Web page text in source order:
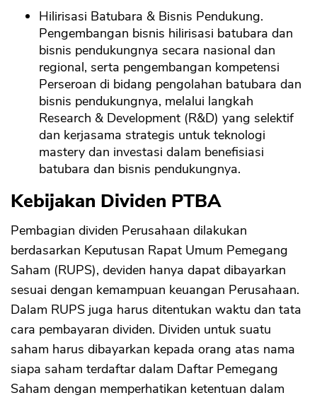
Hilirisasi Batubara & Bisnis Pendukung.
Pengembangan bisnis hilirisasi batubara dan
bisnis pendukungnya secara nasional dan
regional, serta pengembangan kompetensi
Perseroan di bidang pengolahan batubara dan
bisnis pendukungnya, melalui langkah
Research & Development (R&D) yang selektif
dan kerjasama strategis untuk teknologi
mastery dan investasi dalam benefisiasi
batubara dan bisnis pendukungnya.
Kebijakan Dividen PTBA
Pembagian dividen Perusahaan dilakukan
berdasarkan Keputusan Rapat Umum Pemegang
Saham (RUPS), deviden hanya dapat dibayarkan
sesuai dengan kemampuan keuangan Perusahaan.
Dalam RUPS juga harus ditentukan waktu dan tata
cara pembayaran dividen. Dividen untuk suatu
saham harus dibayarkan kepada orang atas nama
siapa saham terdaftar dalam Daftar Pemegang
Saham dengan memperhatikan ketentuan dalam